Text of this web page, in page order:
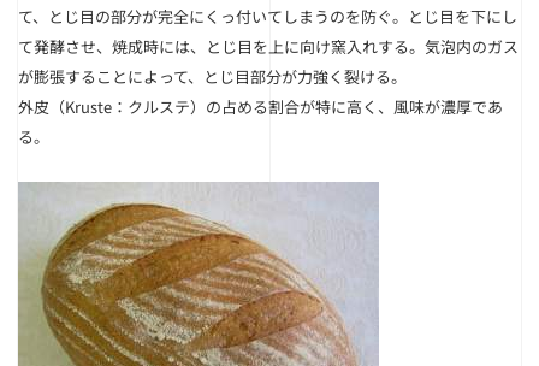
て、とじ目の部分が完全にくっ付いてしまうのを防ぐ。とじ目を下にし
て発酵させ、焼成時には、とじ目を上に向け窯入れする。気泡内のガス
が膨張することによって、とじ目部分が力強く裂ける。
外皮（Kruste：クルステ）の占める割合が特に高く、風味が濃厚であ
る。